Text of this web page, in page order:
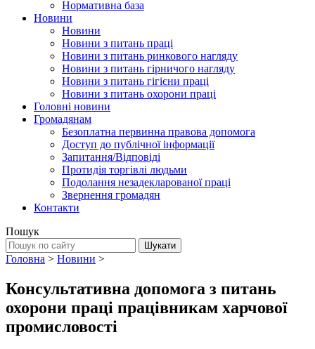
Нормативна база
Новини
Новини
Новини з питань праці
Новини з питань ринкового нагляду
Новини з питань гірничого нагляду
Новини з питань гігієни праці
Новини з питань охорони праці
Головні новини
Громадянам
Безоплатна первинна правова допомога
Доступ до публічної інформації
Запитання/Відповіді
Протидія торгівлі людьми
Подолання незадекларованої праці
Звернення громадян
Контакти
Пошук
Головна > Новини >
Консультативна допомога з питань
охорони праці працівникам харчової
промисловості